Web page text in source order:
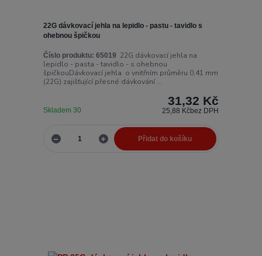
22G dávkovací jehla na lepidlo - pastu - tavidlo s
ohebnou špičkou
Číslo produktu: 65019 22G dávkovací jehla na
lepidlo - pasta - tavidlo - s ohebnou
špičkouDávkovací jehla o vnitřním průměru 0,41 mm
(22G) zajišťující přesné dávkování ...
31,32 Kč
25,88 Kčbez DPH
Skladem 30
Přidat do košíku